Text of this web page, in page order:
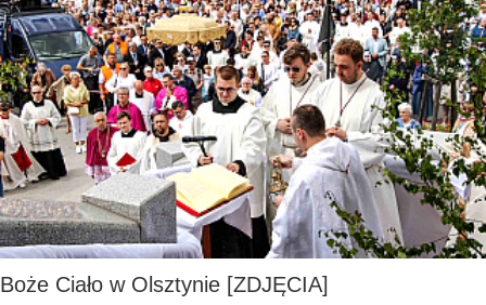
Boże Ciało w Olsztynie [ZDJĘCIA]